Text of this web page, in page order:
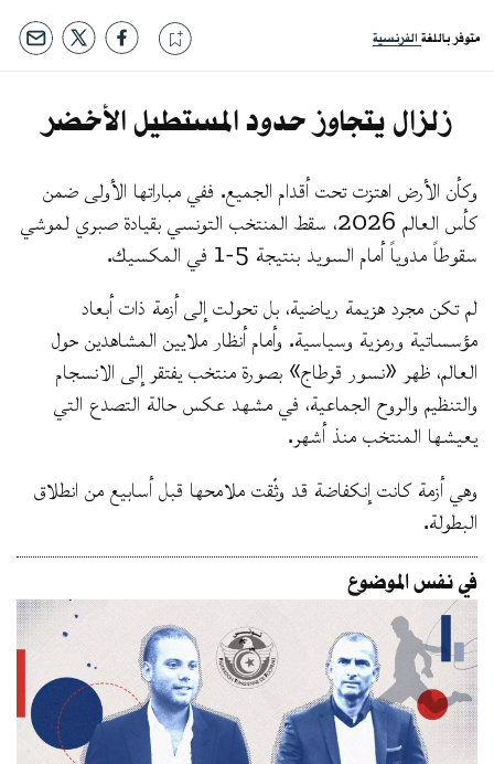
متوفر باللغة الفرنسية
زلزال يتجاوز حدود المستطيل الأخضر
وكأن الأرض اهتزت تحت أقدام الجميع. ففي مباراتها الأولى ضمن
كأس العالم 2026، سقط المنتخب التونسي بقيادة صبري لموشي
سقوطاً مدوياً أمام السويد بنتيجة 5-1 في المكسيك.
لم تكن مجرد هزيمة رياضية، بل تحولت إلى أزمة ذات أبعاد
مؤسساتية ورمزية وسياسية. وأمام أنظار ملايين المشاهدين حول
العالم، ظهر «نسور قرطاج» بصورة منتخب يفتقر إلى الانسجام
والتنظيم والروح الجماعية، في مشهد عكس حالة التصدع التي
يعيشها المنتخب منذ أشهر.
وهي أزمة كانت إنكفاضة قد وثّقت ملامحها قبل أسابيع من انطلاق
البطولة.
في نفس الموضوع